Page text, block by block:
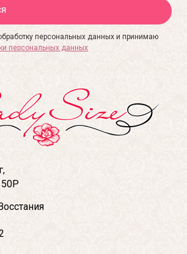
персональных данных и принимаю
персональных данных
50Р